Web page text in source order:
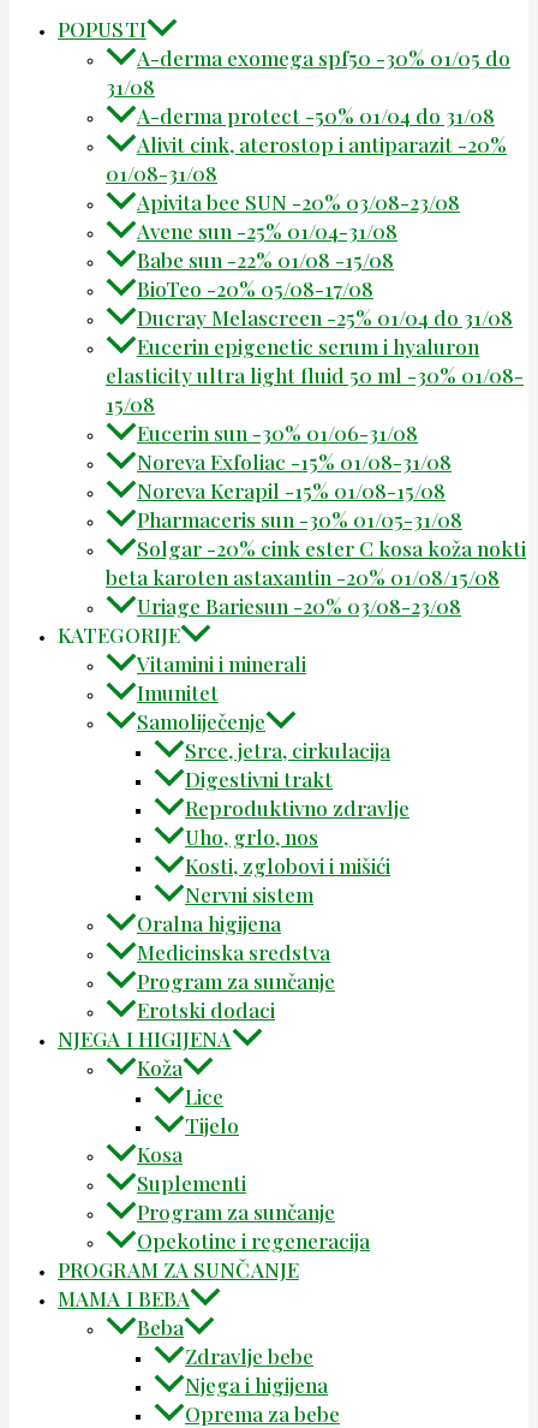
POPUSTI
A-derma exomega spf50 -30% 01/05 do
31/08
A-derma protect -50% 01/04 do 31/08
Alivit cink, aterostop i antiparazit -20%
01/08-31/08
Apivita bee SUN -20% 03/08-23/08
Avene sun -25% 01/04-31/08
Babe sun -22% 01/08 -15/08
BioTeo -20% 05/08-17/08
Ducray Melascreen -25% 01/04 do 31/08
Eucerin epigenetic serum i hyaluron
elasticity ultra light fluid 50 ml -30% 01/08-
15/08
Eucerin sun -30% 01/06-31/08
Noreva Exfoliac -15% 01/08-31/08
Noreva Kerapil -15% 01/08-15/08
Pharmaceris sun -30% 01/05-31/08
Solgar -20% cink ester C kosa koža nokti
beta karoten astaxantin -20% 01/08/15/08
Uriage Bariesun -20% 03/08-23/08
KATEGORIJE
Vitamini i minerali
Imunitet
Samoliječenje
Srce, jetra, cirkulacija
Digestivni trakt
Reproduktivno zdravlje
Uho, grlo, nos
Kosti, zglobovi i mišići
Nervni sistem
Oralna higijena
Medicinska sredstva
Program za sunčanje
Erotski dodaci
NJEGA I HIGIJENA
Koža
Lice
Tijelo
Kosa
Suplementi
Program za sunčanje
Opekotine i regeneracija
PROGRAM ZA SUNČANJE
MAMA I BEBA
Beba
Zdravlje bebe
Njega i higijena
Oprema za bebe